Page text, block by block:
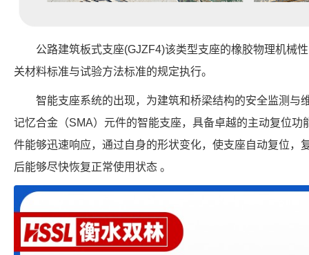
公路建筑板式支座(GJZF4)该类型支座的橡胶物理机械
关材料标准与试验方法标准的规定执行。
智能支座系统的出现，为建筑和桥梁结构的安全监测与
记忆合金（SMA）元件的智能支座，具备卓越的主动复位功
件能够迅速响应，通过自身的形状变化，使支座自动复位，
后能够尽快恢复正常使用状态 。